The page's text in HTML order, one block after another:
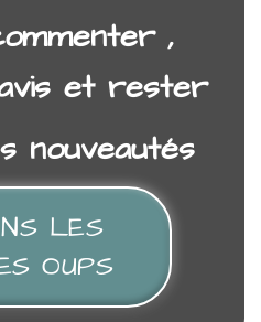
,
et rester
nouveautés
LES
OUPS